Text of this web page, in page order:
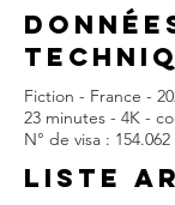
Fiction - France -
23 minutes - 4K -
N° de visa : 154.062
LISTE